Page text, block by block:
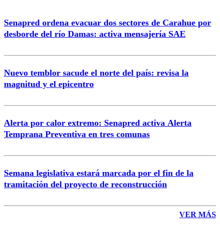
Correo
Senapred ordena evacuar dos sectores de Carahue por
desborde del río Damas: activa mensajería SAE
Nuevo temblor sacude el norte del país: revisa la
magnitud y el epicentro
Alerta por calor extremo: Senapred activa Alerta
Temprana Preventiva en tres comunas
Semana legislativa estará marcada por el fin de la
tramitación del proyecto de reconstrucción
VER MÁS